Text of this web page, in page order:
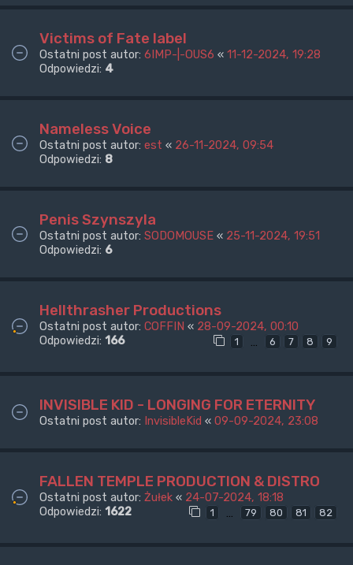
Victims of Fate label
Ostatni post autor: 6IMP-|-OUS6 « 11-12-2024, 19:28
Odpowiedzi: 4
Nameless Voice
Ostatni post autor: est « 26-11-2024, 09:54
Odpowiedzi: 8
Penis Szynszyla
Ostatni post autor: SODOMOUSE « 25-11-2024, 19:51
Odpowiedzi: 6
Hellthrasher Productions
Ostatni post autor: COFFIN « 28-09-2024, 00:10
Odpowiedzi: 166 1 … 6 7 8 9
INVISIBLE KID - LONGING FOR ETERNITY
Ostatni post autor: InvisibleKid « 09-09-2024, 23:08
FALLEN TEMPLE PRODUCTION & DISTRO
Ostatni post autor: Żułek « 24-07-2024, 18:18
Odpowiedzi: 1622 1 79 80 81 82